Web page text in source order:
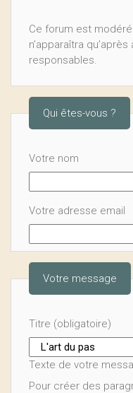
Ce forum est
n’apparaîtra
responsables.
Qui êtes-vous ?
Votre nom
Votre adresse email
Votre message
Titre (obligatoire)
Texte de votre
Pour créer des